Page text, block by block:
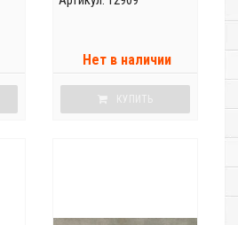
Нет в наличии
КУПИТЬ